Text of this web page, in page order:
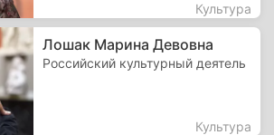
Культура
Лошак Марина Девовна
Российский культурный деятель
Культура